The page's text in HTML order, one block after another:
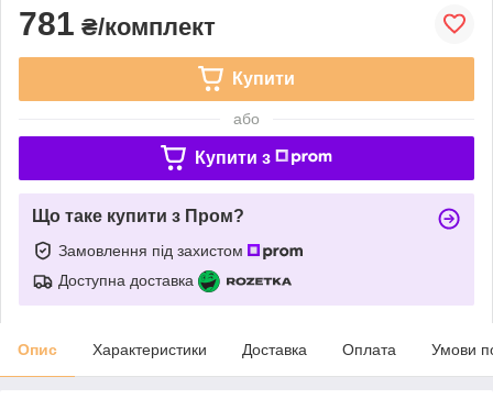
781 ₴/комплект
Купити
або
Купити з
Що таке купити з Пром?
Замовлення під захистом
Доступна доставка
Опис Характеристики Доставка Оплата Умови